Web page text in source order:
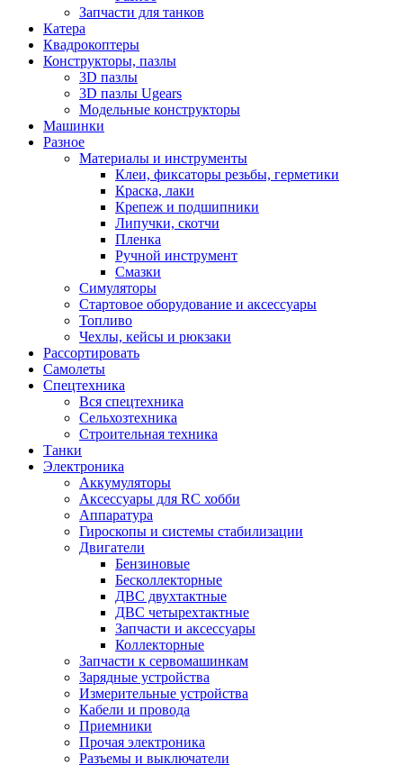
Запчасти для танков
Катера
Квадрокоптеры
Конструкторы, пазлы
3D пазлы
3D пазлы Ugears
Модельные конструкторы
Машинки
Разное
Материалы и инструменты
Клеи, фиксаторы резьбы, герметики
Краска, лаки
Крепеж и подшипники
Липучки, скотчи
Пленка
Ручной инструмент
Смазки
Симуляторы
Стартовое оборудование и аксессуары
Топливо
Чехлы, кейсы и рюкзаки
Рассортировать
Самолеты
Спецтехника
Вся спецтехника
Сельхозтехника
Строительная техника
Танки
Электроника
Аккумуляторы
Аксессуары для RC хобби
Аппаратура
Гироскопы и системы стабилизации
Двигатели
Бензиновые
Бесколлекторные
ДВС двухтактные
ДВС четырехтактные
Запчасти и аксессуары
Коллекторные
Запчасти к сервомашинкам
Зарядные устройства
Измерительные устройства
Кабели и провода
Приемники
Прочая электроника
Разъемы и выключатели